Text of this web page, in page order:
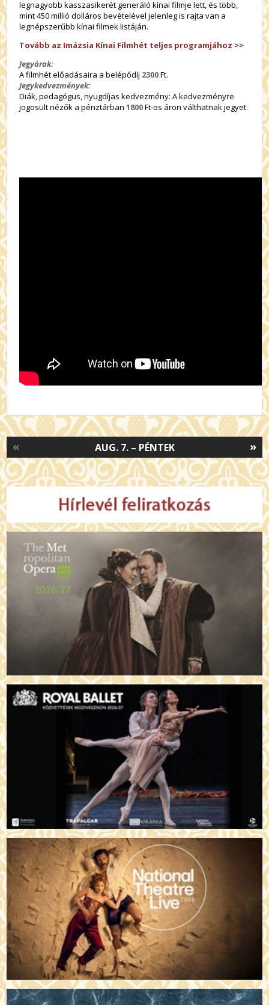
legnagyobb kasszasikerét generáló kínai filmje lett, és több,
mint 450 millió dolláros bevételével jelenleg is rajta van a
legnépszerűbb kínai filmek listáján.
Tovább az Imázsia Kínai Filmhét teljes programjához >>
Jegyárak:
A filmhét előadásaira a belépődíj 2300Ft.
Jegykedvezmények:
Diák, pedagógus, nyugdíjas kedvezmény: A kedvezményre
jogosult nézők a pénztárban1800Ft-os áron válthatnak jegyet.
»
AUG. 7. – PÉNTEK
«